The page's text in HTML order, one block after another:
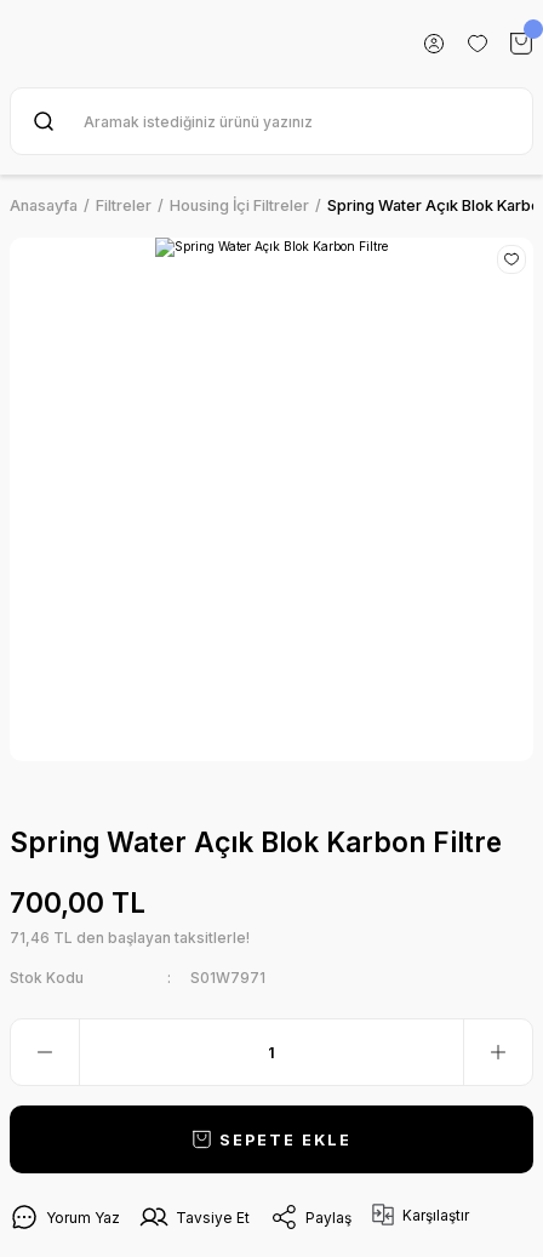
Anasayfa Filtreler Housing İçi Filtreler Spring Water Açık Blok
Spring Water Açık Blok Karbon Filtre
700,00 TL
71,46 TL den başlayan taksitlerle!
Stok Kodu S01W7971
SEPETE EKLE
Yorum Yaz Tavsiye Et Paylaş Karşılaştır